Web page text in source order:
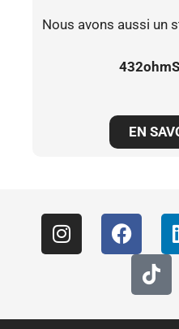
Nous avons aussi un
EN